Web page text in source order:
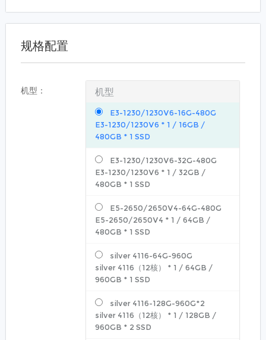
规格配置
机型 ： 机型
E3-1230/1230V6-16G-480G
E3-1230/1230V6 * 1 / 16GB /
480GB * 1 SSD
E3-1230/1230V6-32G-480G
E3-1230/1230V6 * 1 / 32GB /
480GB * 1 SSD
E5-2650/2650V4-64G-480G
E5-2650/2650V4 * 1 / 64GB /
480GB * 1 SSD
silver 4116-64G-960G
silver 4116（12核）
* 1 / 64GB /
960GB * 1 SSD
silver 4116-128G-960G*2
silver 4116（12核）
* 1 / 128GB /
960GB * 2 SSD